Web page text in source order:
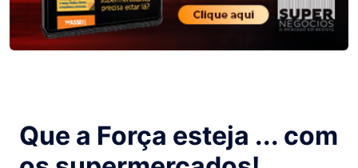
Que a Força esteja ... com